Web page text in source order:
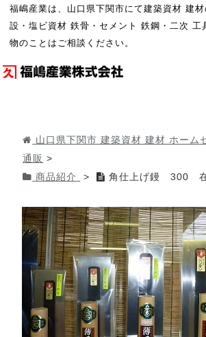
福嶋産業は、山口県下関市にて建築資材 建
設・塩ビ資材 鉄骨・セメント 鉄鋼・二次 工
物のことはご相談ください。
山口県下関市 建築資材 建材 ホーム
通販 >
商品紹介
> 角仕上げ鏝 300